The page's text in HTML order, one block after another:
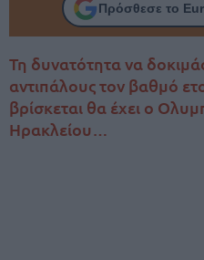
Πρόσθεσε το
Τη δυνατότητα να
αντιπάλους τον βαθμό
βρίσκεται θα έχει ο
Ηρακλείου…